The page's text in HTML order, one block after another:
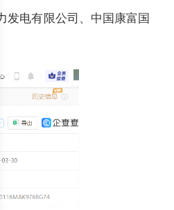
发电有限公司、中国康富国